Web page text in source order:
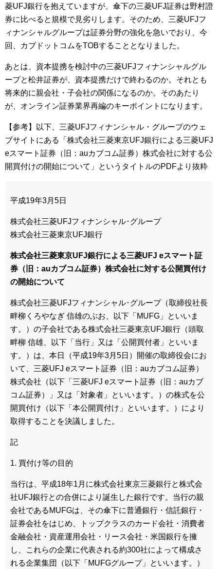
菱UFJ銀行を抱えていますが、傘下の三菱UFJ証券は野村證
券に比べると規模で見劣りします。そのため、三菱UFJフ
ィナンシャルグループは証券分野の強化を急いでおり、今
回、カブドットコムをTOBすることとなりました。
あとは、資本提携を検討中の三菱UFJフィナンシャルグル
ープと松井証券が、資本提携だけで終わるのか。それとも
将来的に親会社・子会社の関係になるのか。そのあたり
が、オンライン証券業界再編のキーポイントになります。
【参考】以下、三菱UFJフィナンシャル・グループのウェ
ブサイトにある「株式会社三菱東京UFJ銀行による三菱UFJ
eスマート証券（旧：auカブコム証券）株式会社に対する公
開買付けの開始について」というタイトルのPDFより抜粋
平成19年3月5日
株式会社三菱UFJフィナンシャル･グループ
株式会社三菱東京UFJ銀行
株式会社三菱東京UFJ銀行による三菱UFJ eスマート証
券（旧：auカブコム証券）株式会社に対する公開買付け
の開始について
株式会社三菱UFJフィナンシャル･グループ（取締役社長
畔柳くろやなぎ 信雄のぶお、以下「MUFG」といいま
す。）の子会社である株式会社三菱東京UFJ銀行（頭取
畔柳 信雄、以下「当行」又は「公開買付者」といいま
す。）は、本日（平成19年3月5日）開催の取締役会にお
いて、三菱UFJ eスマート証券（旧：auカブコム証券）
株式会社（以下「三菱UFJ eスマート証券（旧：auカブ
コム証券）」又は「対象者」といいます。）の株式を公
開買付け（以下「本公開買付け」といいます。）により
取得することを決議しました。
記
1. 買付け等の目的
当行は、平成18年1月に株式会社東京三菱銀行と株式会
社UFJ銀行との合併により誕生した銀行です。当行の親
会社であるMUFGは、その傘下に普通銀行・信託銀行・
証券会社をはじめ、トップクラスのカード会社・消費者
金融会社・資産運用会社・リース会社・米国銀行を擁
し、これらの企業に代表される約300社によって構成さ
れる企業集団（以下「MUFGグループ」といいます。）